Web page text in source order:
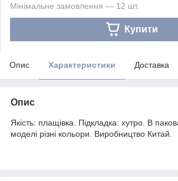
Мінімальне замовлення — 12 шт.
Купити
Опис Характеристики Доставка
Опис
Якість: плащівка. Підкладка: хутро. В
моделі різні кольори. Виробництво Китай.